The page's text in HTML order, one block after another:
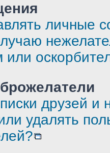
личные
или
друзей и
удалять